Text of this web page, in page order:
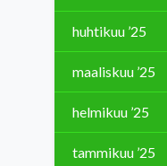
huhtikuu ’25
maaliskuu ’25
helmikuu ’25
tammikuu ’25